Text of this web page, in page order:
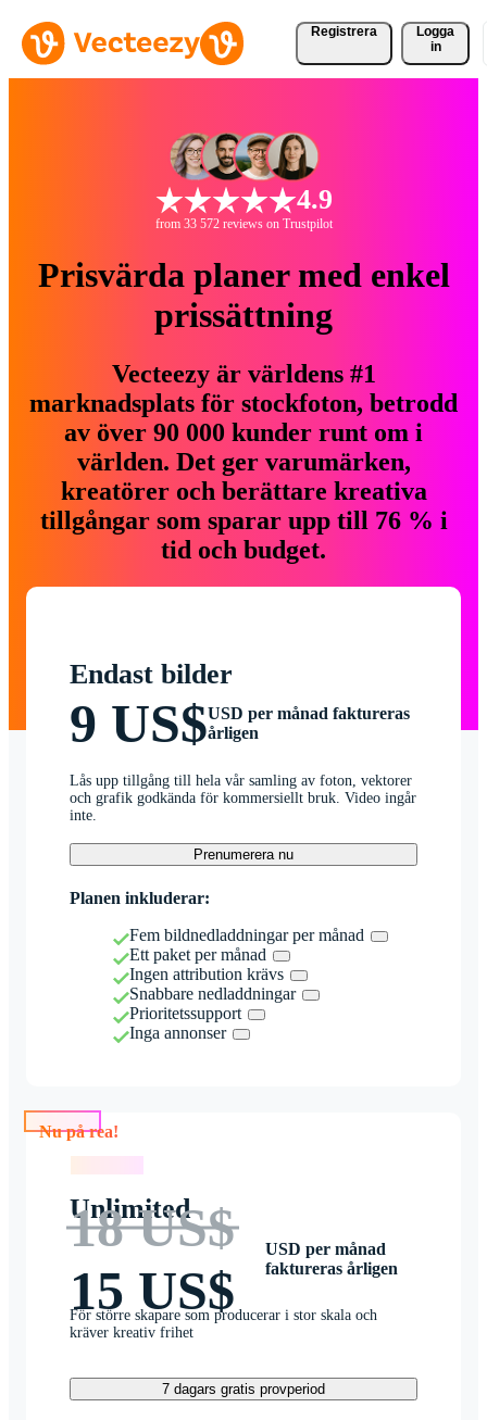
Registrera
Logga
in
4.9
from 33 572 reviews on Trustpilot
Prisvärda planer med enkel
prissättning
Vecteezy är världens #1
marknadsplats för stockfoton, betrodd
av över 90 000 kunder runt om i
världen. Det ger varumärken,
kreatörer och berättare kreativa
tillgångar som sparar upp till 76 % i
tid och budget.
Endast bilder
9 US$USD per månad faktureras
årligen
Lås upp tillgång till hela vår samling av foton, vektorer
och grafik godkända för kommersiellt bruk. Video ingår
inte.
Prenumerera nu
Planen inkluderar:
Fem bildnedladdningar per månad
Ett paket per månad
Ingen attribution krävs
Snabbare nedladdningar
Prioritetssupport
Inga annonser
Nu på rea!
Unlimited
18 US$
15 US$
USD per månad
faktureras årligen
För större skapare som producerar i stor skala och
kräver kreativ frihet
7 dagars gratis provperiod